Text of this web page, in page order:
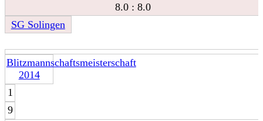
8.0 : 8.0
SG Solingen
Blitzmannschaftsmeisterschaft
2014
1
9